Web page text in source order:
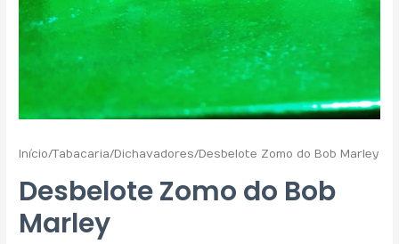
Início/Tabacaria/Dichavadores/ Desbelote Zomo do Bob Marley
Desbelote Zomo do Bob
Marley